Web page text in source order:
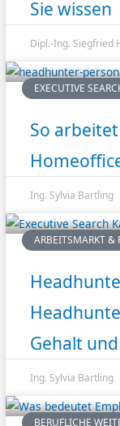
Sie wissen
Dipl.-Ing. Siegfried
EXECUTIVE
So
Ing. Sylvia Bartling
ARBEITSMARKT &
Gehalt
Ing. Sylvia Bartling
BERUFLICHE